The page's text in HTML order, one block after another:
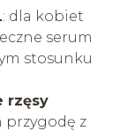
: dla kobiet
serum
stosunku
rzęsy
przygodę z